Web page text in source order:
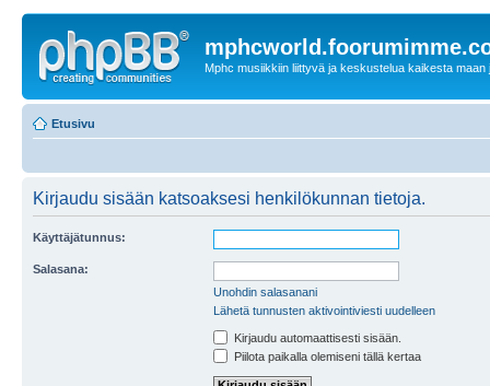
Mphc musiikkiin liittyvä ja keskustelua kaikesta maan
Etusivu
Kirjaudu sisään katsoaksesi henkilökunnan tietoja.
Käyttäjätunnus:
Salasana:
Unohdin salasanani
Lähetä tunnusten aktivointiviesti uudelleen
Kirjaudu automaattisesti sisään.
Piilota paikalla olemiseni tällä kertaa